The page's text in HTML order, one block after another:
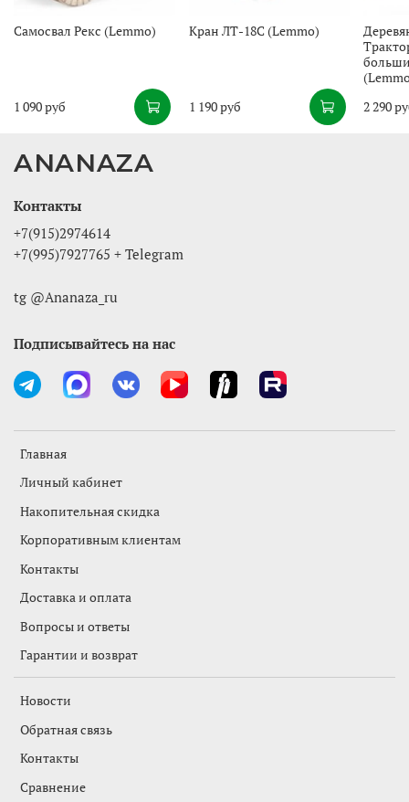
Самосвал Рекс (Lemmo)
1 090 руб
Кран ЛТ-18С (Lemmo)
1 190 руб
2 290
ANANAZA
Главная
Личный кабинет
Накопительная скидка
Корпоративным клиентам
Контакты
Доставка и оплата
Вопросы и ответы
Гарантии и возврат
Новости
Обратная связь
Контакты
Сравнение
Контакты
+7(915)2974614
+7(995)7927765 + Telegram
tg @Ananaza_ru
Подписывайтесь на нас